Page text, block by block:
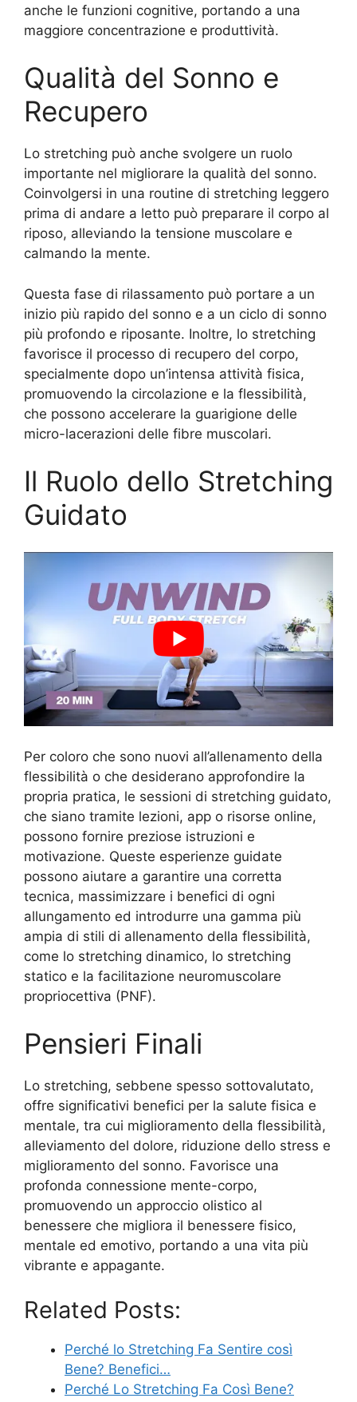
anche le funzioni cognitive, portando a una
maggiore concentrazione e produttività.
Qualità del Sonno e
Recupero
Lo stretching può anche svolgere un ruolo
importante nel migliorare la qualità del sonno.
Coinvolgersi in una routine di stretching leggero
prima di andare a letto può preparare il corpo al
riposo, alleviando la tensione muscolare e
calmando la mente.
Questa fase di rilassamento può portare a un
inizio più rapido del sonno e a un ciclo di sonno
più profondo e riposante. Inoltre, lo stretching
favorisce il processo di recupero del corpo,
specialmente dopo un’intensa attività fisica,
promuovendo la circolazione e la flessibilità,
che possono accelerare la guarigione delle
micro-lacerazioni delle fibre muscolari.
Il Ruolo dello Stretching
Guidato
Per coloro che sono nuovi all’allenamento della
flessibilità o che desiderano approfondire la
propria pratica, le sessioni di stretching guidato,
che siano tramite lezioni, app o risorse online,
possono fornire preziose istruzioni e
motivazione. Queste esperienze guidate
possono aiutare a garantire una corretta
tecnica, massimizzare i benefici di ogni
allungamento ed introdurre una gamma più
ampia di stili di allenamento della flessibilità,
come lo stretching dinamico, lo stretching
statico e la facilitazione neuromuscolare
propriocettiva (PNF).
Pensieri Finali
Lo stretching, sebbene spesso sottovalutato,
offre significativi benefici per la salute fisica e
mentale, tra cui miglioramento della flessibilità,
alleviamento del dolore, riduzione dello stress e
miglioramento del sonno. Favorisce una
profonda connessione mente-corpo,
promuovendo un approccio olistico al
benessere che migliora il benessere fisico,
mentale ed emotivo, portando a una vita più
vibrante e appagante.
Related Posts:
Perché lo Stretching Fa Sentire così
Bene? Benefici…
Perché Lo Stretching Fa Così Bene?